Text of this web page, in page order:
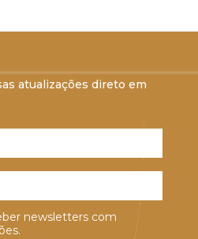
atualizações direto em
newsletters com